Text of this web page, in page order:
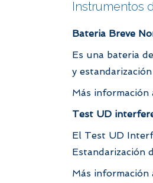
Instrumentos
Bateria Breve
Es una bateria
y
Más información
Test UD
El Test UD
Estandarización
Más información